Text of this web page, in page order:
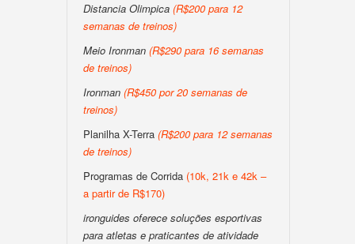
Distancia Olimpica (R$200 para 12
semanas de treinos)
Meio Ironman (R$290 para 16 semanas
de treinos)
Ironman (R$450 por 20 semanas de
treinos)
Planilha X-Terra (R$200 para 12 semanas
de treinos)
Programas de Corrida (10k, 21k e 42k –
a partir de R$170)
ironguides oferece soluções esportivas
para atletas e praticantes de atividade